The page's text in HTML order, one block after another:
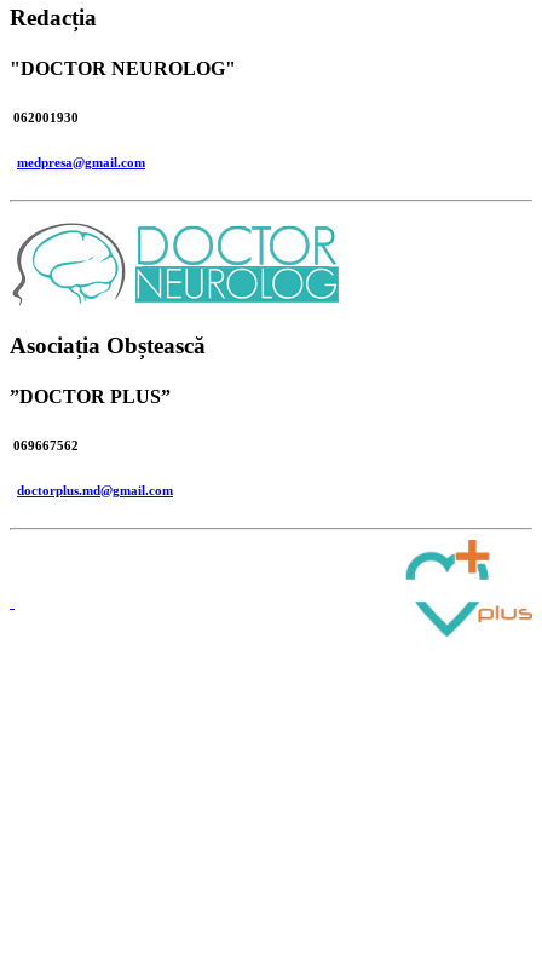
Redacția
"DOCTOR NEUROLOG"
062001930
medpresa@gmail.com
Asociația Obștească
”DOCTOR PLUS”
069667562
doctorplus.md@gmail.com